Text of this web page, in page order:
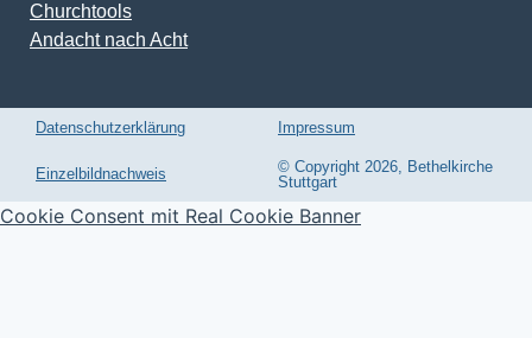
Churchtools
Andacht nach Acht
Datenschutzerklärung Impressum
Einzelbildnachweis
© Copyright 2026, Bethelkirche
Stuttgart
Cookie Consent mit Real Cookie Banner